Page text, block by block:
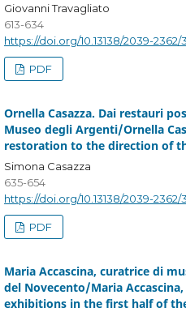
Giovanni Travagliato
613-634
https://doi.org/10.13138/2039-2362/
PDF
Ornella Casazza. Dai restauri
Museo degli Argenti/Ornella
restoration to the direction of
Simona Casazza
635-654
https://doi.org/10.13138/2039-2362/
PDF
Maria Accascina, curatrice di
del Novecento/Maria
exhibitions in the first half of